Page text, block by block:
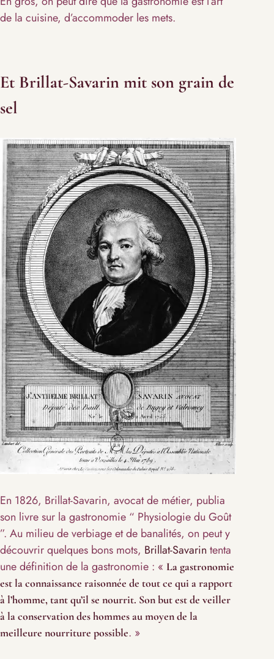
de la cuisine, d’accommoder les mets.
Et Brillat-Savarin mit son grain de
sel
En 1826, Brillat-Savarin, avocat de métier, publia
son livre sur la gastronomie “ Physiologie du Goût
”. Au milieu de verbiage et de banalités, on peut y
découvrir quelques bons mots, Brillat-Savarin tenta
une définition de la gastronomie : « La gastronomie
est la connaissance raisonnée de tout ce qui a rapport
à l’homme, tant qu’il se nourrit. Son but est de veiller
à la conservation des hommes au moyen de la
meilleure nourriture possible. »